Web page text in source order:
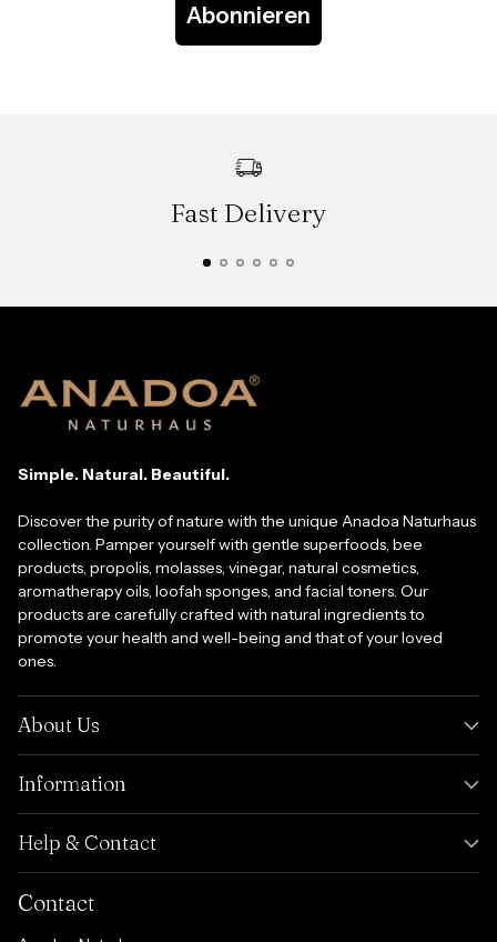
Abonnieren
Fast Delivery
Simple. Natural. Beautiful.
Discover the purity of nature with the unique Anadoa Naturhaus
collection. Pamper yourself with gentle superfoods, bee
products, propolis, molasses, vinegar, natural cosmetics,
aromatherapy oils, loofah sponges, and facial toners. Our
products are carefully crafted with natural ingredients to
promote your health and well-being and that of your loved
ones.
About Us
Information
Help & Contact
Contact